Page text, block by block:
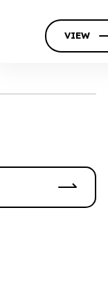
VIEW